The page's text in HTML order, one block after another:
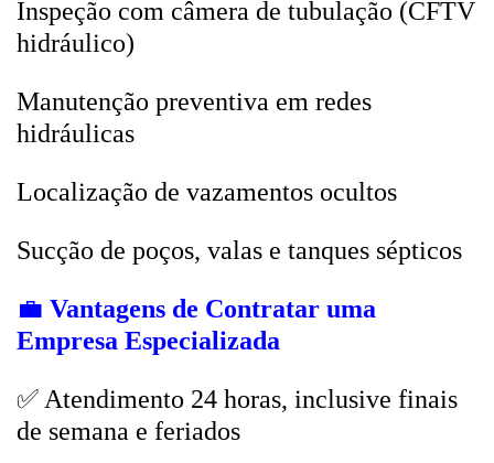
Inspeção com câmera de tubulação (CFTV
hidráulico)
Manutenção preventiva em redes
hidráulicas
Localização de vazamentos ocultos
Sucção de poços, valas e tanques sépticos
💼 Vantagens de Contratar uma
Empresa Especializada
✅ Atendimento 24 horas, inclusive finais
de semana e feriados